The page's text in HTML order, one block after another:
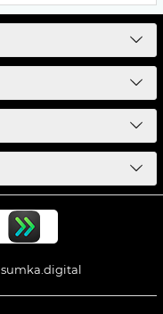
sumka.digital